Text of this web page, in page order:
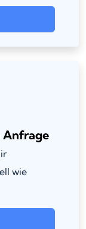
Anfrage
wie